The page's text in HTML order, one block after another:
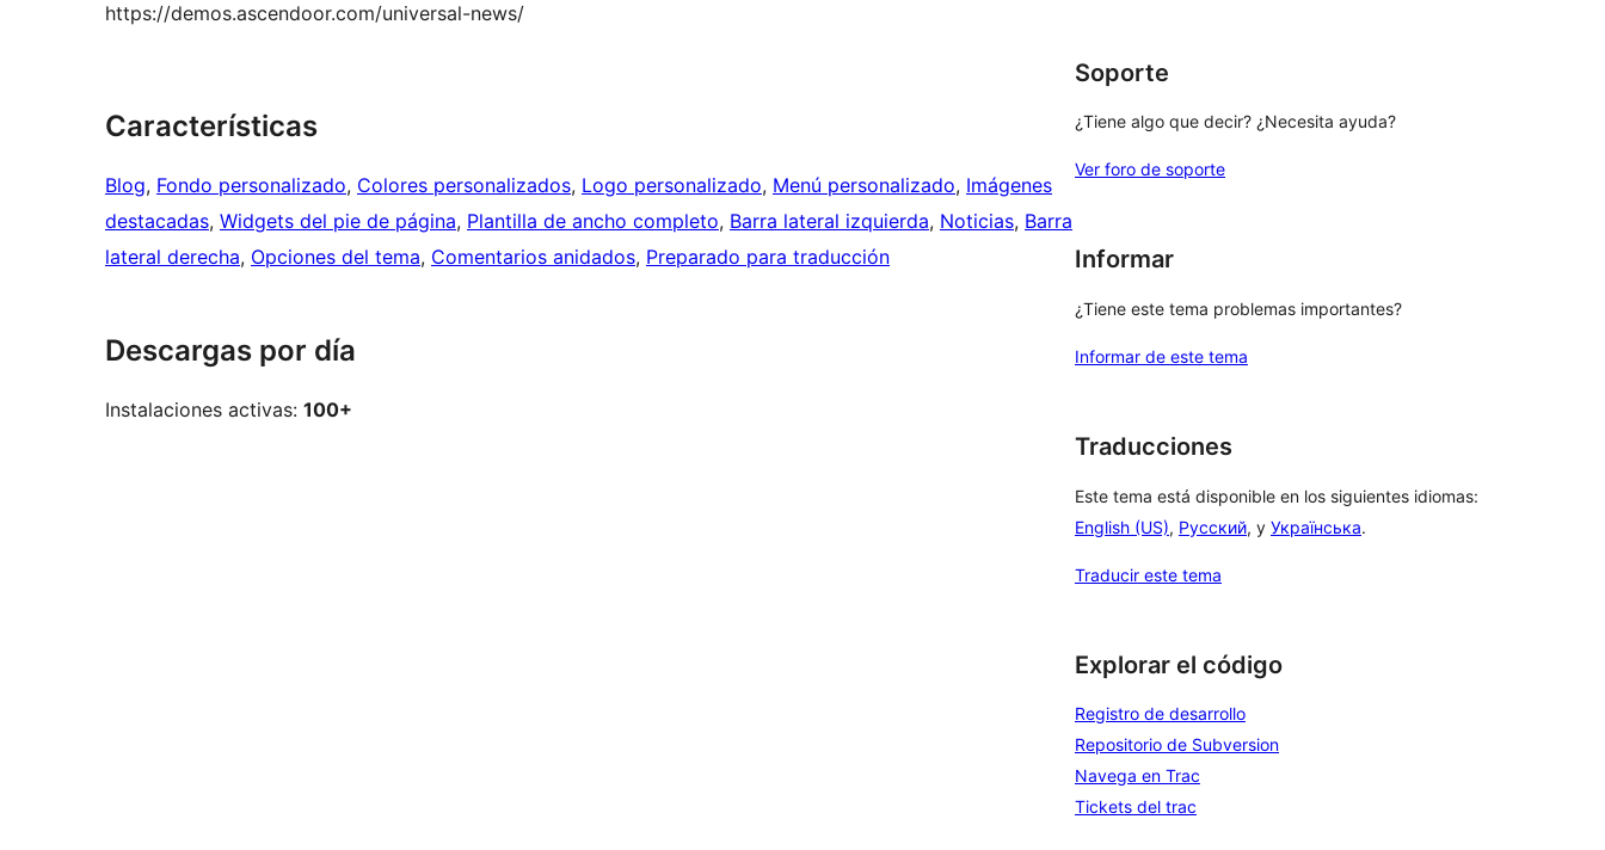
https://demos.ascendoor.com/universal-news/
Características
Blog, Fondo personalizado, Colores personalizados, Logo personalizado, Menú personalizado, Imágenes
destacadas, Widgets del pie de página, Plantilla de ancho completo, Barra lateral izquierda, Noticias, Barra
lateral derecha, Opciones del tema, Comentarios anidados, Preparado para traducción
Descargas por día
Instalaciones activas: 100+
Soporte
¿Tiene algo que decir? ¿Necesita ayuda?
Ver foro de soporte
Informar
¿Tiene este tema problemas importantes?
Informar de este tema
Traducciones
Este tema está disponible en los siguientes idiomas:
English (US), Русский, y Українська.
Traducir este tema
Explorar el código
Registro de desarrollo
Repositorio de Subversion
Navega en Trac
Tickets del trac